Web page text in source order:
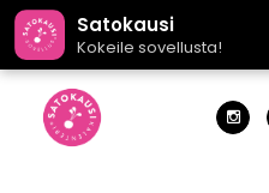
Satokausi
Kokeile sovellusta!